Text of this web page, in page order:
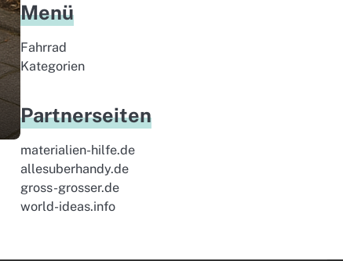
Menü
Fahrrad
Kategorien
Partnerseiten
materialien-hilfe.de
allesuberhandy.de
gross-grosser.de
world-ideas.info